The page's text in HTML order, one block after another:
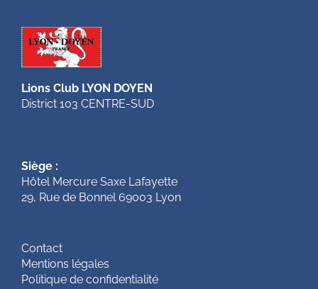
Lions Club LYON DOYEN
District 103 CENTRE-SUD
Siège :
Hôtel Mercure Saxe Lafayette
29, Rue de Bonnel 69003 Lyon
Contact
Mentions légales
Politique de confidentialité